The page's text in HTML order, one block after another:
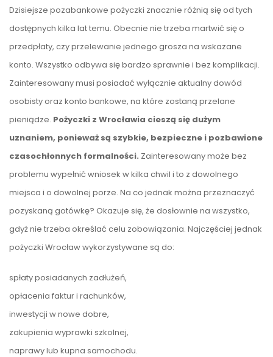
Dzisiejsze pozabankowe pożyczki znacznie różnią się od tych
dostępnych kilka lat temu. Obecnie nie trzeba martwić się o
przedpłaty, czy przelewanie jednego grosza na wskazane
konto. Wszystko odbywa się bardzo sprawnie i bez komplikacji.
Zainteresowany musi posiadać wyłącznie aktualny dowód
osobisty oraz konto bankowe, na które zostaną przelane
pieniądze. Pożyczki z Wrocławia cieszą się dużym
uznaniem, ponieważ są szybkie, bezpieczne i pozbawione
czasochłonnych formalności. Zainteresowany może bez
problemu wypełnić wniosek w kilka chwil i to z dowolnego
miejsca i o dowolnej porze. Na co jednak można przeznaczyć
pozyskaną gotówkę? Okazuje się, że dosłownie na wszystko,
gdyż nie trzeba określać celu zobowiązania. Najczęściej jednak
pożyczki Wrocław wykorzystywane są do:
spłaty posiadanych zadłużeń,
opłacenia faktur i rachunków,
inwestycji w nowe dobre,
zakupienia wyprawki szkolnej,
naprawy lub kupna samochodu.